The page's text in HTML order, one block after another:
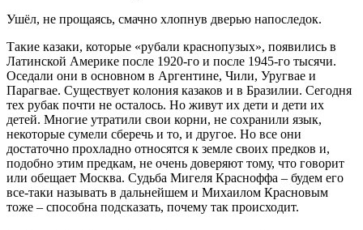
Ушёл, не прощаясь, смачно хлопнув дверью напоследок.
Такие казаки, которые «рубали краснопузых», появились в
Латинской Америке после 1920-го и после 1945-го тысячи.
Оседали они в основном в Аргентине, Чили, Уругвае и
Парагвае. Существует колония казаков и в Бразилии. Сегодня
тех рубак почти не осталось. Но живут их дети и дети их
детей. Многие утратили свои корни, не сохранили язык,
некоторые сумели сберечь и то, и другое. Но все они
достаточно прохладно относятся к земле своих предков и,
подобно этим предкам, не очень доверяют тому, что говорит
или обещает Москва. Судьба Мигеля Красноффа – будем его
все-таки называть в дальнейшем и Михаилом Красновым
тоже – способна подсказать, почему так происходит.